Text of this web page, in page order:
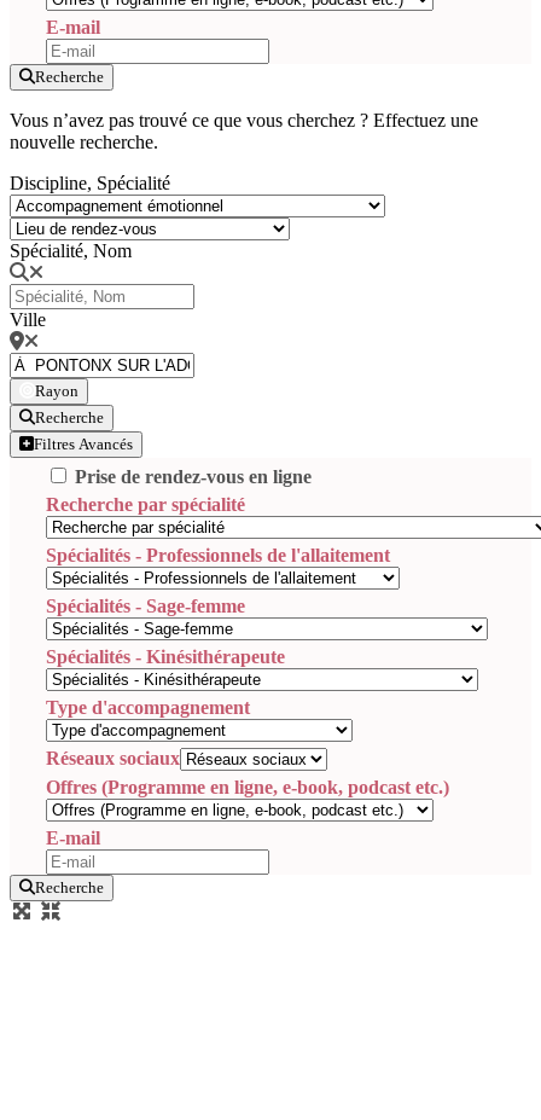
E-mail
Recherche
Vous n’avez pas trouvé ce que vous cherchez ? Effectuez une
nouvelle recherche.
Discipline, Spécialité
Spécialité, Nom
Ville
Rayon
Recherche
Filtres Avancés
Prise de rendez-vous en ligne
Recherche par spécialité
Spécialités - Professionnels de l'allaitement
Spécialités - Sage-femme
Spécialités - Kinésithérapeute
Type d'accompagnement
Réseaux sociaux
Offres (Programme en ligne, e-book, podcast etc.)
E-mail
Recherche